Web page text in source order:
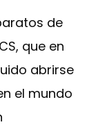
de
que en
abrirse
el mundo